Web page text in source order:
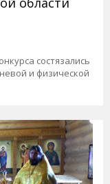
состязались
и физической